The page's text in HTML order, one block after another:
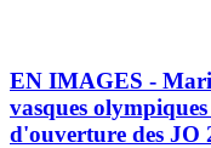
EN IMAGES -
vasques
d'ouverture des JO